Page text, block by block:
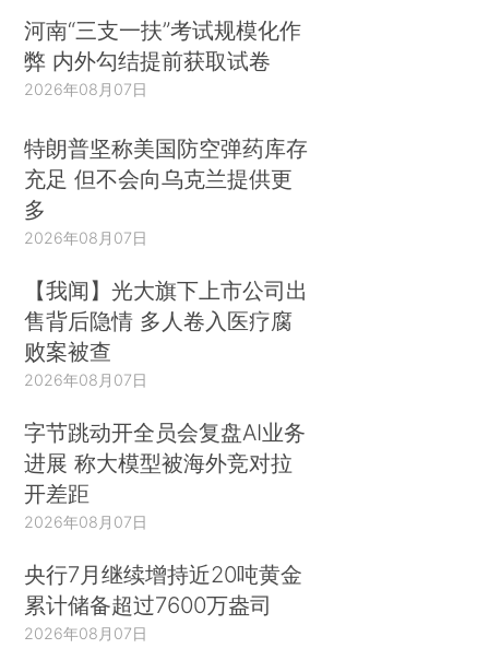
河南“三支一扶”考试规模化作
弊 内外勾结提前获取试卷
2026年08月07日
特朗普坚称美国防空弹药库存
充足 但不会向乌克兰提供更
多
2026年08月07日
【我闻】光大旗下上市公司出
售背后隐情 多人卷入医疗腐
败案被查
2026年08月07日
字节跳动开全员会复盘AI业务
进展 称大模型被海外竞对拉
开差距
2026年08月07日
央行7月继续增持近20吨黄金
累计储备超过7600万盎司
2026年08月07日